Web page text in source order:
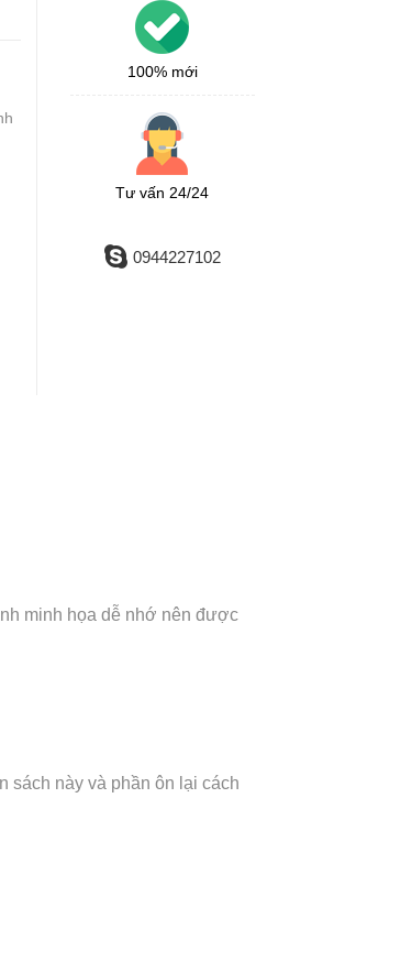
100% mới
Tư vấn 24/24
0944227102
minh họa dễ nhớ nên được
sách này và phần ôn lại cách